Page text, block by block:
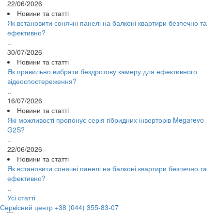
22/06/2026
Новини та статті
Як встановити сонячні панелі на балконі квартири безпечно та
ефективно?
..
30/07/2026
Новини та статті
Як правильно вибрати бездротову камеру для ефективного
відеоспостереження?
..
16/07/2026
Новини та статті
Які можливості пропонує серія гібридних інверторів Megarevo
G2S?
..
22/06/2026
Новини та статті
Як встановити сонячні панелі на балконі квартири безпечно та
ефективно?
..
Усі статті
Сервісний центр +38 (044) 355-83-07